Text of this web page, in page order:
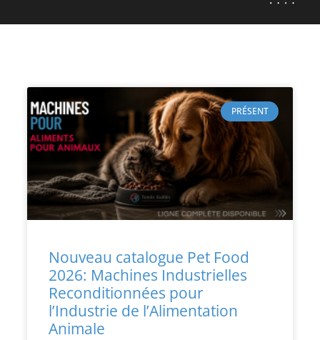
PRÉSENT
Nouveau catalogue Pet Food
2026: Machines Industrielles
Reconditionnées pour
l’Industrie de l’Alimentation
Animale